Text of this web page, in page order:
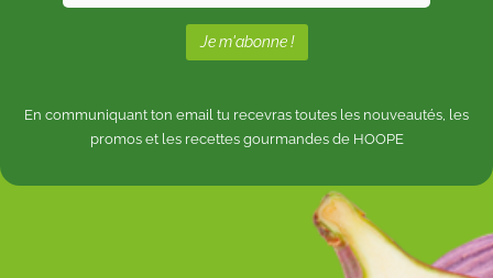
En communiquant ton email tu recevras toutes les nouveautés, les
promos et les recettes gourmandes de HOOPE